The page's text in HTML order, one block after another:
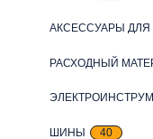
АКСЕССУАРЫ ДЛЯ
РАСХОДНЫЙ
ШИНЫ 40